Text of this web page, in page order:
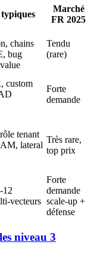
Marché
FR 2025
chains
bug
Tendu
(rare)
custom
Forte
demande
tenant
lateral
Très rare,
top prix
12
vecteurs
Forte
demande
scale-up +
défense
niveau 3